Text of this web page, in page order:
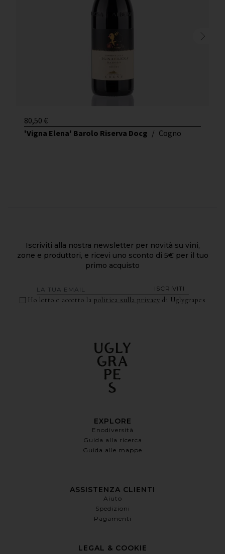
80,50 €
'Vigna Elena' Barolo Riserva Docg / Cogno
Iscriviti alla nostra newsletter per novità su vini,
zone e produttori, e ricevi uno sconto di 5€ per il tuo
primo acquisto
ISCRIVITI
Ho letto e accetto la politica sulla privacy di Uglygrapes
EXPLORE
Enodiversità
Guida alla ricerca
Guida alle mappe
ASSISTENZA CLIENTI
Aiuto
Spedizioni
Pagamenti
LEGAL & COOKIE